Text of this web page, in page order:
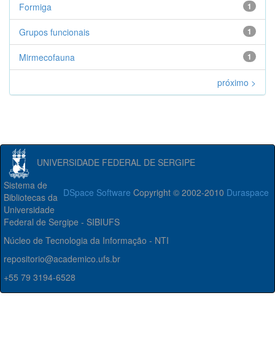
1
Formiga
1
Grupos funcionais
1
Mirmecofauna
próximo >
UNIVERSIDADE FEDERAL DE SERGIPE
DSpace Software Copyright © 2002-2010 Duraspace
Sistema de
Bibliotecas da
Universidade
Federal de Sergipe - SIBIUFS
Núcleo de Tecnologia da Informação - NTI
repositorio@academico.ufs.br
+55 79 3194-6528